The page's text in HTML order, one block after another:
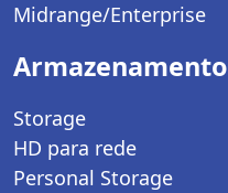
Midrange/Enterprise
Armazenamento
Storage
HD para rede
Personal Storage